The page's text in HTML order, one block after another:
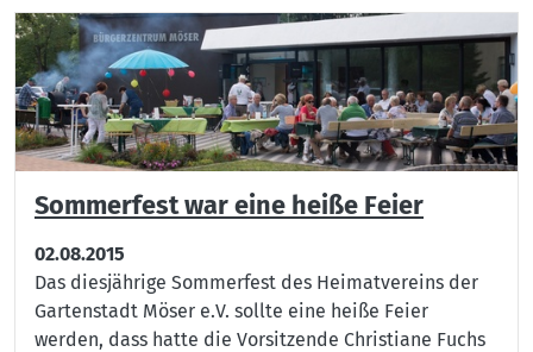
Sommerfest war eine heiße Feier
02.08.2015
Das diesjährige Sommerfest des Heimatvereins der
Gartenstadt Möser e.V. sollte eine heiße Feier
werden, dass hatte die Vorsitzende Christiane Fuchs